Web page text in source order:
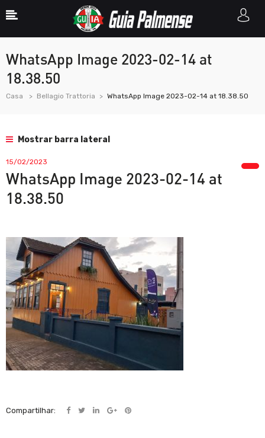
WhatsApp Image 2023-02-14 at
18.38.50
Casa Bellagio Trattoria WhatsApp Image 2023-02-14 at 18.38.50
Mostrar barra lateral
15/02/2023
WhatsApp Image 2023-02-14 at
18.38.50
Compartilhar: